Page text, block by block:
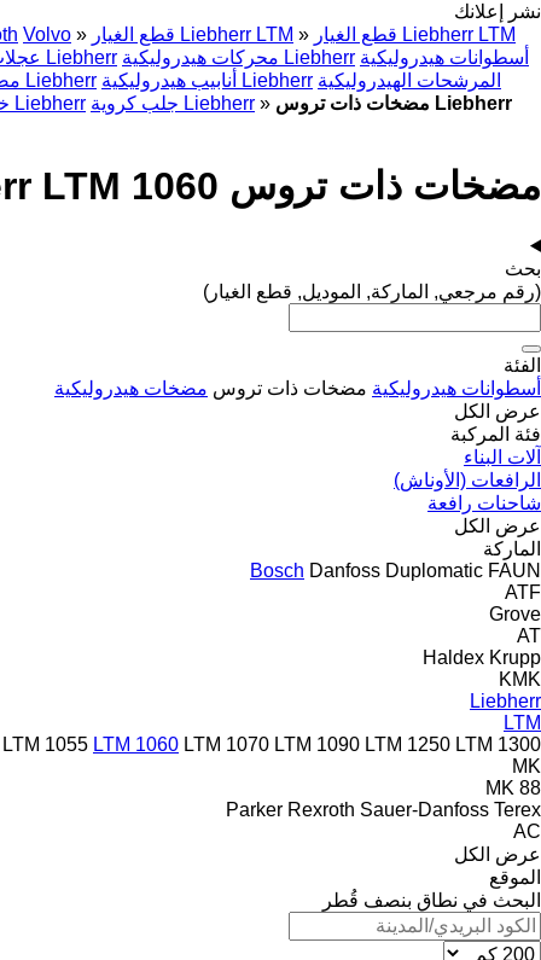
نشر إعلانك
Volvo » قطع الغيار Liebherr LTM » قطع الغيار Liebherr LTM
عجلات مشط التبن Liebherr
محركات هيدروليكية Liebherr أسطوانات هيدروليكية
مضخات مكبسية محورية Liebherr
أنابيب هيدروليكية Liebherr المرشحات الهيدروليكية
خزانات الزيت الهيدروليكي Liebherr
جلب كروية Liebherr » مضخات ذات تروس Liebherr
مضخات ذات تروس Liebherr LTM 1060 لـ الرافعات (الأوناش)
بحث
(رقم مرجعي, الماركة, الموديل, قطع الغيار)
الفئة
أسطوانات هيدروليكية مضخات ذات تروس مضخات هيدروليكية
عرض الكل
فئة المركبة
آلات البناء
الرافعات (الأوناش)
شاحنات رافعة
عرض الكل
الماركة
Bosch Danfoss Duplomatic FAUN
ATF
Grove
AT
Haldex Krupp
KMK
Liebherr
LTM
LTM 1055 LTM 1060 LTM 1070 LTM 1090 LTM 1250 LTM 1300
MK
MK 88
Parker Rexroth Sauer-Danfoss Terex
AC
عرض الكل
الموقع
البحث في نطاق بنصف قُطر